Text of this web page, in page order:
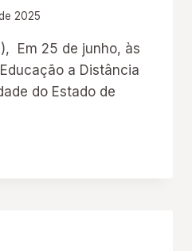
2025
Em 25 de junho, às
a Distância
do Estado de